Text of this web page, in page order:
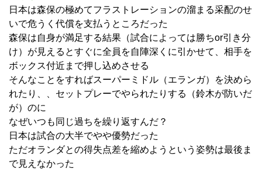
日本は森保の極めてフラストレーションの溜まる采配のせ
いで危うく代償を支払うところだった
森保は自身が満足する結果（試合によっては勝ちor引き分
け）が見えるとすぐに全員を自陣深くに引かせて、相手を
ボックス付近まで押し込めさせる
そんなことをすればスーパーミドル（エランガ）を決めら
れたり、、セットプレーでやられたりする（鈴木が防いだ
が）のに
なぜいつも同じ過ちを繰り返すんだ？
日本は試合の大半でやや優勢だった
ただオランダとの得失点差を縮めようという姿勢は最後ま
で見えなかった